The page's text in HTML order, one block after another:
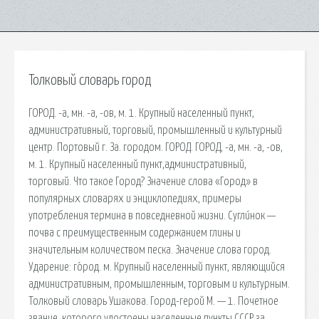
Толковый словарь город
ГОРОД. -а, мн. -а, -ов, м. 1. Крупный населенный пункт,
административный, торговый, промышленный и культурный
центр. Портовый г. За. городом. ГОРОД. ГОРОД, -а, мн. -а, -ов,
м. 1. Крупный населенный пункт,административный,
торговый. Что такое Город? Значение слова «Город» в
популярных словарях и энциклопедиях, примеры
употребления термина в повседневной жизни. Сугли́нок —
почва с преимущественным содержанием глины и
значительным количеством песка. Значение слова город.
Ударение: го́род. м. Крупный населенный пункт, являющийся
административным, промышленным, торговым и культурным.
Толковый словарь Ушакова. Город-герой М. — 1. Почетное